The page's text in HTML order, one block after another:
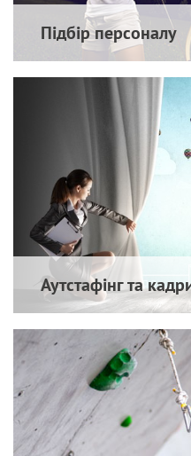
Підбір персоналу
Аутстафінг та